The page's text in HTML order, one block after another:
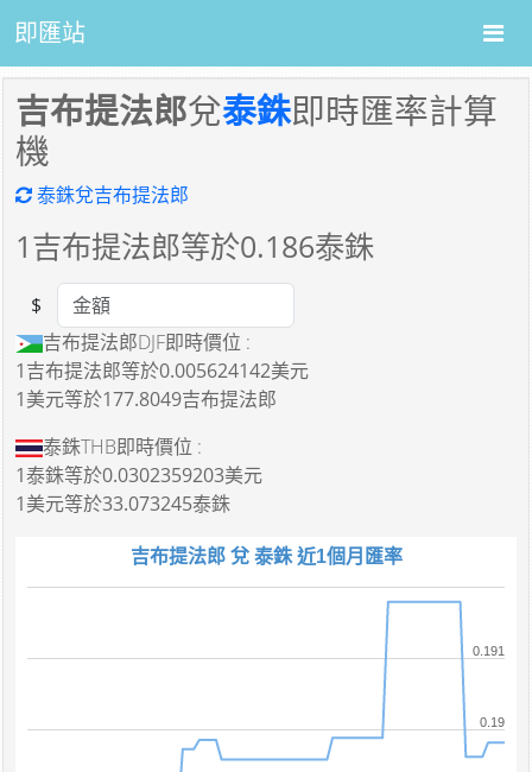
即匯站
吉布提法郎兌泰銖即時匯率計算
機
泰銖兌吉布提法郎
1吉布提法郎等於0.186泰銖
Amount
$
吉布提法郎DJF即時價位 :
1吉布提法郎等於0.005624142美元
1美元等於177.8049吉布提法郎
泰銖THB即時價位 :
1泰銖等於0.0302359203美元
1美元等於33.073245泰銖
吉布提法郎 兌 泰銖 近1個月匯率
0.19
0.191